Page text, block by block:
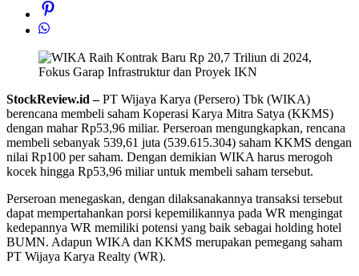
StockReview.id –PT Wijaya Karya (Persero) Tbk (WIKA)
berencana membeli saham Koperasi Karya Mitra Satya (KKMS)
dengan mahar Rp53,96 miliar. Perseroan mengungkapkan, rencana
membeli sebanyak 539,61 juta (539.615.304) saham KKMS dengan
nilai Rp100 per saham. Dengan demikian WIKA harus merogoh
kocek hingga Rp53,96 miliar untuk membeli saham tersebut.
Perseroan menegaskan, dengan dilaksanakannya transaksi tersebut
dapat mempertahankan porsi kepemilikannya pada WR mengingat
kedepannya WR memiliki potensi yang baik sebagai holding hotel
BUMN. Adapun WIKA dan KKMS merupakan pemegang saham
PT Wijaya Karya Realty (WR).